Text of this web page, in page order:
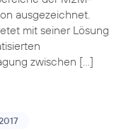
ausgezeichnet.
mit seiner Lösung
zwischen […]